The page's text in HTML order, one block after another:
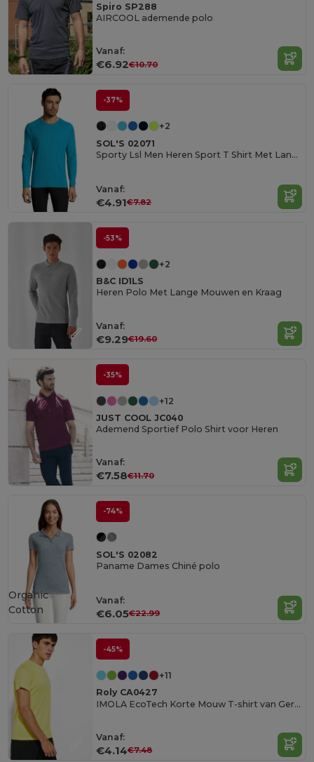
Spiro SP288
AIRCOOL ademende polo
Vanaf:
€6.92€10.70
-37%
+2
SOL'S 02071
Sporty Lsl Men Heren Sport T Shirt Met Lange Mouwen
Vanaf:
€4.91€7.82
-53%
+2
B&C ID1LS
Heren Polo Met Lange Mouwen en Kraag
Vanaf:
€9.29€19.60
-35%
+12
JUST COOL JC040
Ademend Sportief Polo Shirt voor Heren
Vanaf:
€7.58€11.70
-74%
SOL'S 02082
Paname Dames Chiné polo
Vanaf:
€6.05€22.99
Organic
Cotton
-45%
+11
Roly CA0427
IMOLA EcoTech Korte Mouw T-shirt van Gerecycled Polyester
Vanaf:
€4.14€7.48